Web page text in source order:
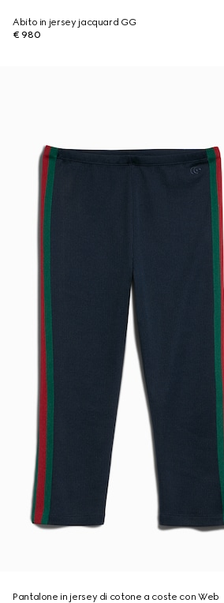
Abito in jersey jacquard GG
€ 980
Pantalone in jersey di cotone a coste con Web